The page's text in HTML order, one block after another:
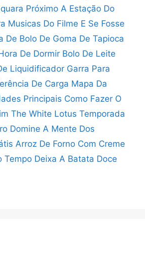
Próximo A Estação Do
Musicas Do Filme E Se Fosse
De Bolo De Goma De Tapioca
De Dormir Bolo De Leite
Liquidificador Garra Para
De Carga Mapa Da
Principais Como Fazer O
The White Lotus Temporada
Domine A Mente Dos
Arroz De Forno Com Creme
Tempo Deixa A Batata Doce